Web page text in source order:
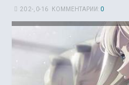
20 2-, 0-16 КОММЕНТАРИИ: 0